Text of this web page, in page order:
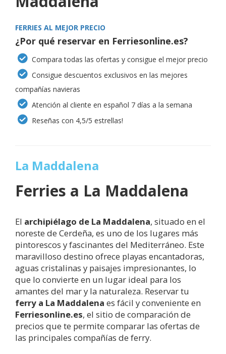
FERRIES AL MEJOR PRECIO
¿Por qué reservar en Ferriesonline.es?
Compara todas las ofertas y consigue el mejor precio
Consigue descuentos exclusivos en las mejores
compañías navieras
Atención al cliente en español 7 días a la semana
Reseñas con 4,5/5 estrellas!
La Maddalena
Ferries a La Maddalena
El archipiélago de La Maddalena, situado en el
noreste de Cerdeña, es uno de los lugares más
pintorescos y fascinantes del Mediterráneo. Este
maravilloso destino ofrece playas encantadoras,
aguas cristalinas y paisajes impresionantes, lo
que lo convierte en un lugar ideal para los
amantes del mar y la naturaleza. Reservar tu
ferry a La Maddalena es fácil y conveniente en
Ferriesonline.es, el sitio de comparación de
precios que te permite comparar las ofertas de
las principales compañías de ferry.